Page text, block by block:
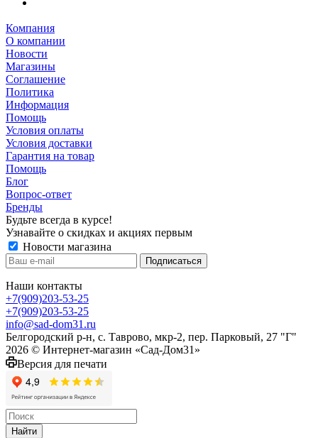
Компания
О компании
Новости
Магазины
Соглашение
Политика
Информация
Помощь
Условия оплаты
Условия доставки
Гарантия на товар
Помощь
Блог
Вопрос-ответ
Бренды
Будьте всегда в курсе!
Узнавайте о скидках и акциях первым
Новости магазина
Наши контакты
+7(909)203-53-25
+7(909)203-53-25
info@sad-dom31.ru
Белгородский р-н, с. Таврово, мкр-2, пер. Парковый, 27 "Г"
2026 © Интернет-магазин «Сад-Дом31»
Версия для печати
Найти